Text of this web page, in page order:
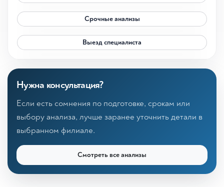
Срочные анализы
Выезд специалиста
Нужна консультация?
Если есть сомнения по подготовке, срокам или
выбору анализа, лучше заранее уточнить детали в
выбранном филиале.
Смотреть все анализы